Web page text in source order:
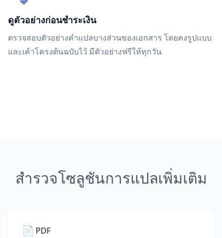
ดูตัวอย่างก่อนชำระเงิน
ตรวจสอบตัวอย่างคำแปลบางส่วนของเอกสาร โดยคงรูปแบบ
และเค้าโครงต้นฉบับไว้ มีตัวอย่างฟรีให้ทุกวัน
สำรวจโซลูชันการแปลเพิ่มเติม
📄 PDF